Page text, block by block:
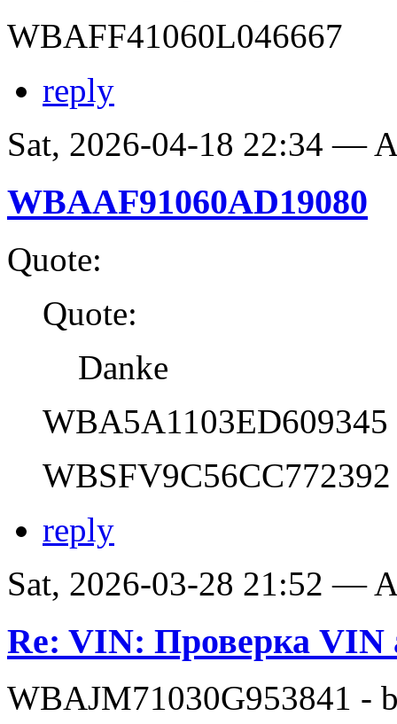
WBAFF41060L046667
reply
Sat, 2026-04-18 22:34 —
WBAAF91060AD19080
Quote:
Quote:
Danke
WBA5A1103ED609345
WBSFV9C56CC772392
reply
Sat, 2026-03-28 21:52 —
Re: VIN: Проверка VIN
WBAJM71030G953841 -